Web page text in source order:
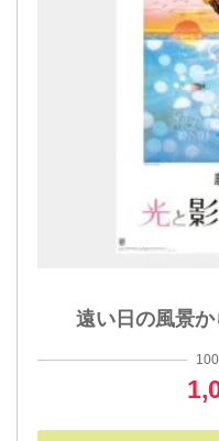
遠い日の風景